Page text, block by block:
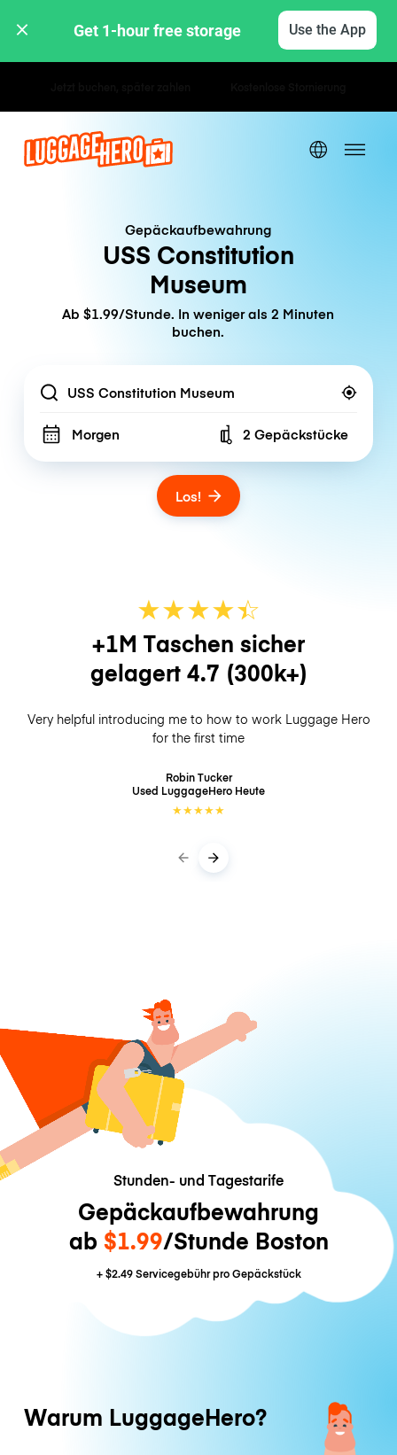
Get 1-hour free storage Use the App
Gepäckaufbewahrung
USS Constitution
Museum
Ab $1.99/Stunde. In weniger als 2 Minuten
buchen.
Location
Morgen Number of bags
2 Gepäckstücke
Los!
★★★★☆
★
+1M Taschen sicher
gelagert 4.7 (300k+)
Very helpful introducing me to how to work Luggage Hero
for the first time
Robin Tucker
Used LuggageHero Heute
★★★★★
Stunden- und Tagestarife
Gepäckaufbewahrung
ab $1.99/Stunde Boston
+$2.49Servicegebühr pro Gepäckstück
Warum LuggageHero?